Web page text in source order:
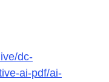
dc-
ai-pdf/ai-